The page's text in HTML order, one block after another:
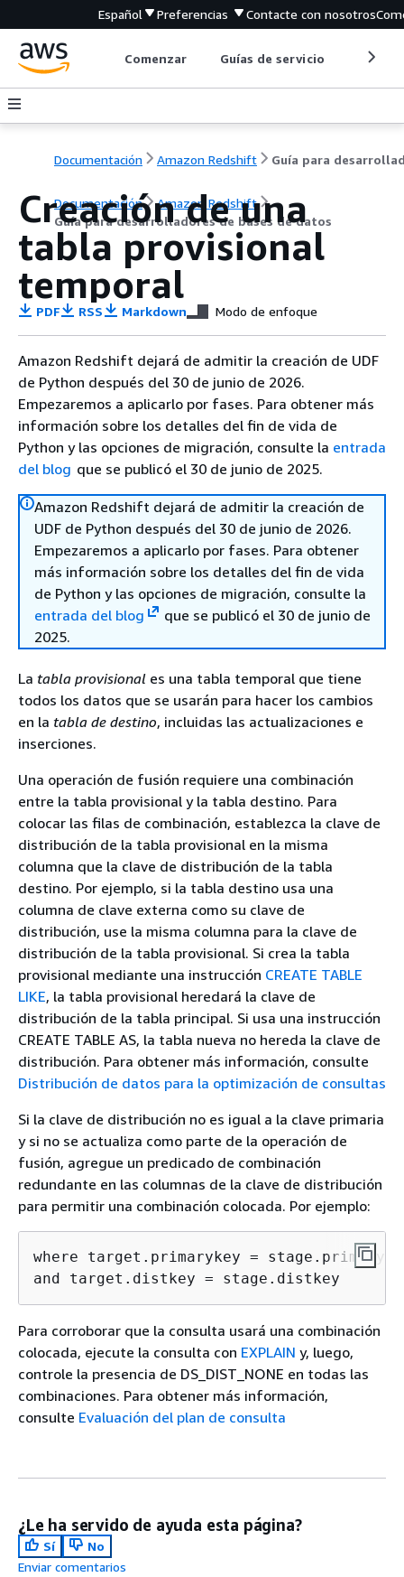
Español Preferencias Contacte con nosotros
Comenzar Guías de servicio
Documentación Amazon Redshift
Documentación
Amazon Redshift
Guía para desarrolladores de bases de datos
Creación de una
tabla provisional
temporal
PDF RSS Markdown Modo de enfoque
Amazon Redshift dejará de admitir la creación de UDF
de Python después del 30 de junio de 2026.
Empezaremos a aplicarlo por fases. Para obtener más
información sobre los detalles del fin de vida de
Python y las opciones de migración, consulte la entrada
del blog que se publicó el 30 de junio de 2025.
Amazon Redshift dejará de admitir la creación de
UDF de Python después del 30 de junio de 2026.
Empezaremos a aplicarlo por fases. Para obtener
más información sobre los detalles del fin de vida
de Python y las opciones de migración, consulte la
entrada del blog
que se publicó el 30 de junio de
2025.
La tabla provisional es una tabla temporal que tiene
todos los datos que se usarán para hacer los cambios
en la tabla de destino, incluidas las actualizaciones e
inserciones.
Una operación de fusión requiere una combinación
entre la tabla provisional y la tabla destino. Para
colocar las filas de combinación, establezca la clave de
distribución de la tabla provisional en la misma
columna que la clave de distribución de la tabla
destino. Por ejemplo, si la tabla destino usa una
columna de clave externa como su clave de
distribución, use la misma columna para la clave de
distribución de la tabla provisional. Si crea la tabla
provisional mediante una instrucción CREATE TABLE
LIKE, la tabla provisional heredará la clave de
distribución de la tabla principal. Si usa una instrucción
CREATE TABLE AS, la tabla nueva no hereda la clave de
distribución. Para obtener más información, consulte
Distribución de datos para la optimización de consultas
Si la clave de distribución no es igual a la clave primaria
y si no se actualiza como parte de la operación de
fusión, agregue un predicado de combinación
redundante en las columnas de la clave de distribución
para permitir una combinación colocada. Por ejemplo:
where target.primarykey =
and target.distkey = stage.distkey
Para corroborar que la consulta usará una combinación
colocada, ejecute la consulta con EXPLAIN y, luego,
controle la presencia de DS_DIST_NONE en todas las
combinaciones. Para obtener más información,
consulte Evaluación del plan de consulta
¿Le ha servido de ayuda esta página?
Sí
No
Enviar comentarios